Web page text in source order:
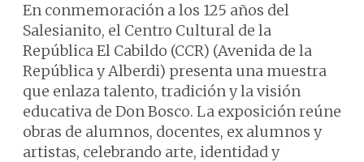
En conmemoración a los 125 años del
Salesianito, el Centro Cultural de la
República El Cabildo (CCR) (Avenida de la
República y Alberdi) presenta una muestra
que enlaza talento, tradición y la visión
educativa de Don Bosco. La exposición reúne
obras de alumnos, docentes, ex alumnos y
artistas, celebrando arte, identidad y